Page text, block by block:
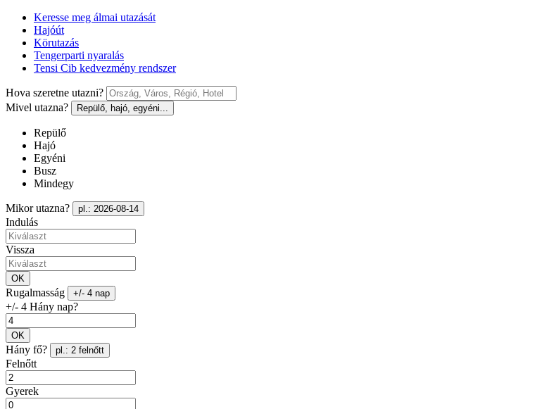
Keresse meg álmai utazását
Hajóút
Körutazás
Tengerparti nyaralás
Tensi Cib kedvezmény rendszer
Hova szeretne utazni?
Mivel utazna?
Repülő, hajó, egyéni...
Repülő
Hajó
Egyéni
Busz
Mindegy
Mikor utazna? pl.: 2026-08-14
Indulás
Vissza
OK
Rugalmasság +/- 4 nap
+/- 4 Hány nap?
OK
Hány fő? pl.: 2 felnőtt
Felnőtt
Gyerek